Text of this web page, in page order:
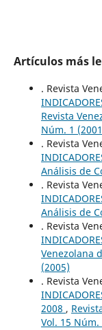
Artículos más
. Revista
Revista
Núm. 1
. Revista
Análisis de
. Revista
Análisis de
. Revista
Venezolana
(2005)
. Revista
2008 ,
Vol. 15 Núm.